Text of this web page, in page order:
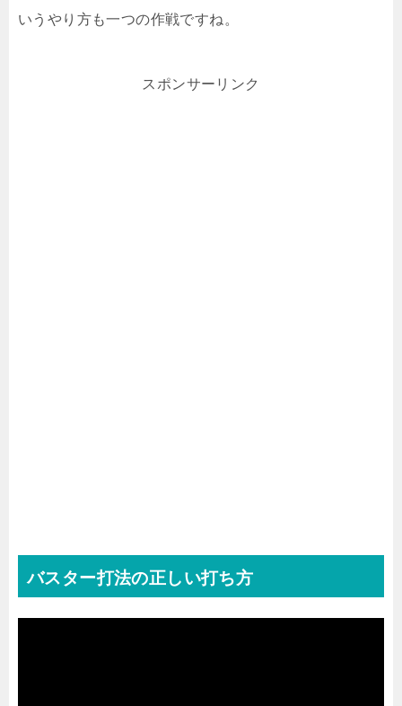
いうやり方も一つの作戦ですね。
スポンサーリンク
バスター打法の正しい打ち方